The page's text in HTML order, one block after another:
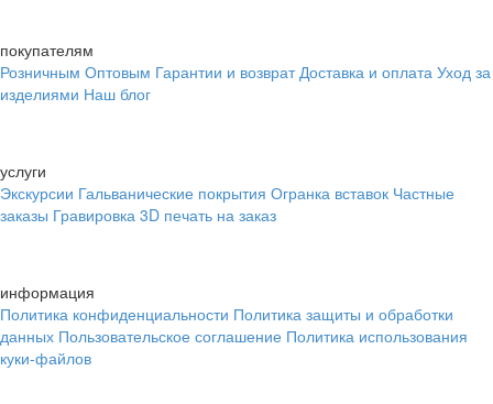
покупателям
Розничным Оптовым Гарантии и возврат Доставка и оплата Уход за
изделиями Наш блог
услуги
Экскурсии Гальванические покрытия Огранка вставок Частные
заказы Гравировка 3D печать на заказ
информация
Политика конфиденциальности Политика защиты и обработки
данных Пользовательское соглашение Политика использования
куки-файлов